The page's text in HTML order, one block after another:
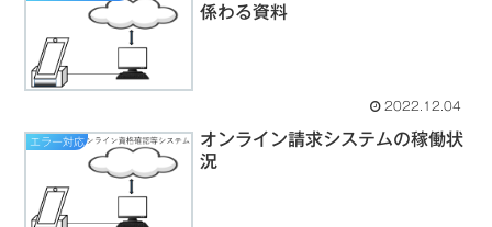
係わる資料
2022.12.04
エラー対応
オンライン請求システムの稼働状
況